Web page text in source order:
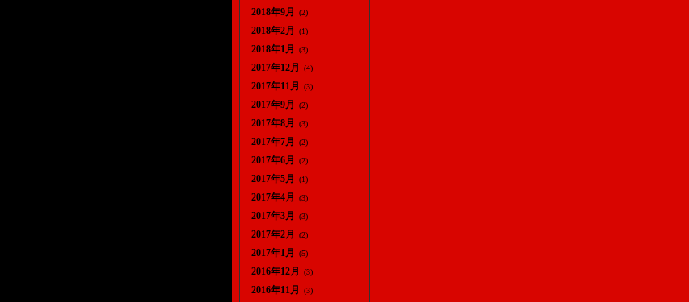
2018年9月 (2)
2018年2月 (1)
2018年1月 (3)
2017年12月 (4)
2017年11月 (3)
2017年9月 (2)
2017年8月 (3)
2017年7月 (2)
2017年6月 (2)
2017年5月 (1)
2017年4月 (3)
2017年3月 (3)
2017年2月 (2)
2017年1月 (5)
2016年12月 (3)
2016年11月 (3)